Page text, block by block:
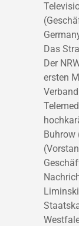
Das
Der
ersten
Buhrow